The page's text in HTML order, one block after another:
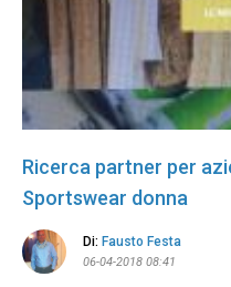
Ricerca partner per
Sportswear donna
Di: Fausto Festa
06-04-2018 08:41